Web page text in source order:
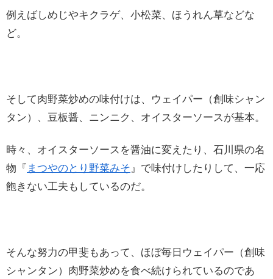
例えばしめじやキクラゲ、小松菜、ほうれん草などな
ど。
そして肉野菜炒めの味付けは、ウェイパー（創味シャン
タン）、豆板醤、ニンニク、オイスターソースが基本。
時々、オイスターソースを醤油に変えたり、石川県の名
物『 まつやのとり野菜みそ』で味付けしたりして、一応
飽きない工夫もしているのだ。
そんな努力の甲斐もあって、ほぼ毎日ウェイパー（創味
シャンタン）肉野菜炒めを食べ続けられているのであ